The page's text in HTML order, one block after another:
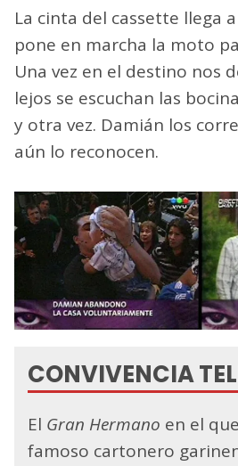
La cinta del cassette llega
pone en marcha la moto
Una vez en el destino nos
lejos se escuchan las
y otra vez. Damián los
aún lo reconocen.
CONVIVENCIA
El Gran Hermano en el
famoso cartonero